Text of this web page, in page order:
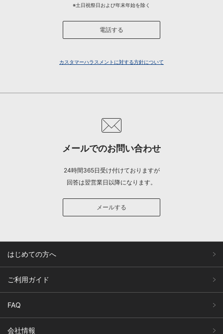
※土日祝祭日および年末年始を除く
電話する
カスタマーハラスメントに対する方針について
メールでのお問い合わせ
24時間365日受け付けておりますが
回答は翌営業日以降になります。
メールする
はじめての方へ
ご利用ガイド
FAQ
会社情報